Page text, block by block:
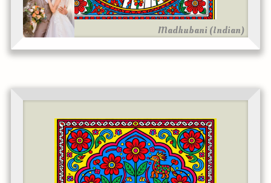
Madhubani (Indian)